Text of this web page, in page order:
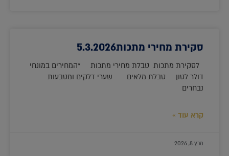
סקירת מחירי מתכות5.3.2026
לסקירת מתכות טבלת מחירי מתכות *המחירים במונחי
דולר לטון טבלת מלאים שערי דלקים ומטבעות
נבחרים
קרא עוד »
מרץ 8, 2026